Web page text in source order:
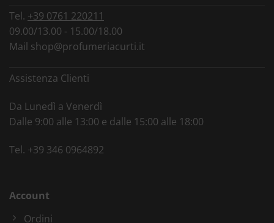
Tel. +39 0761 220211
09.00/13.00 - 15.00/18.00
Mail shop@profumeriacurti.it
Assistenza Clienti
Da Lunedì a Venerdì
Dalle 9:00 alle 13:00 e dalle 15:00 alle 18:00
Tel. +39 346 0964892
Account
Ordini